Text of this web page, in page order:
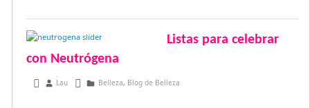
Listas para celebrar
con Neutrógena
diciembre 23, 2016
Lau Belleza, Blog de Belleza